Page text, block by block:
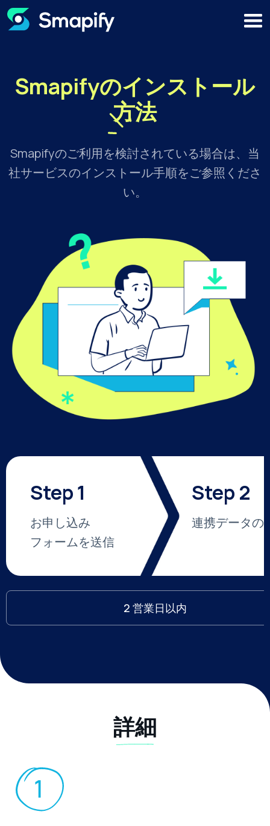
Smapifyのインストール
方法
Smapifyのご利用を検討されている場合は、当
社サービスのインストール手順をご参照くださ
い。
Step 1
お申し込み
フォームを送信
Step 2
連携データの
2 営業日以内
詳細